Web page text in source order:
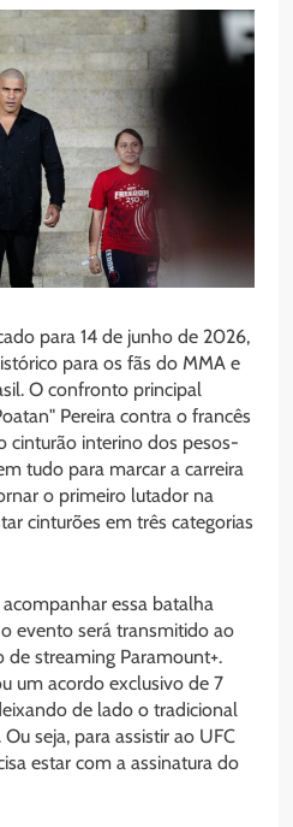
para 14 de junho de 2026,
para os fãs do MMA e
O confronto principal
Pereira contra o francês
cinturão interino dos pesos-
tudo para marcar a carreira
o primeiro lutador na
cinturões em três categorias
essa batalha
evento será transmitido ao
streaming Paramount+.
um acordo exclusivo de 7
de lado o tradicional
seja, para assistir ao UFC
estar com a assinatura do